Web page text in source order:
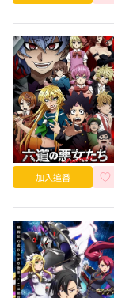
加入追番